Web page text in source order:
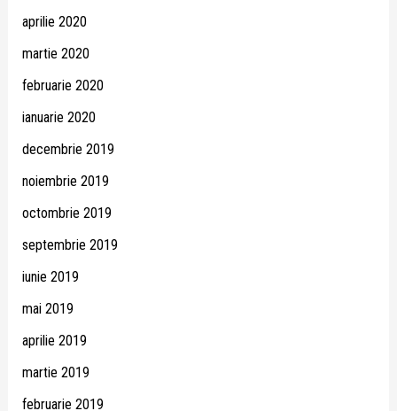
aprilie 2020
martie 2020
februarie 2020
ianuarie 2020
decembrie 2019
noiembrie 2019
octombrie 2019
septembrie 2019
iunie 2019
mai 2019
aprilie 2019
martie 2019
februarie 2019